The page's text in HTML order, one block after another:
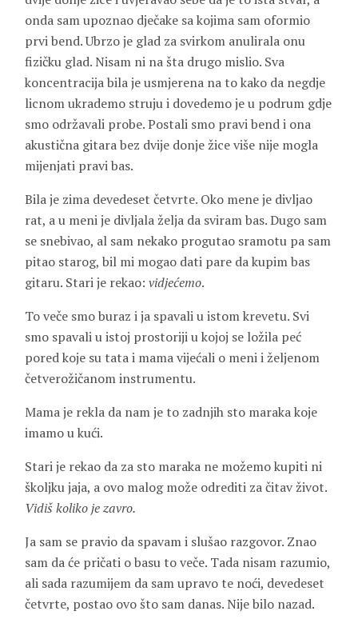
onda sam upoznao dječake sa kojima sam oformio
prvi bend. Ubrzo je glad za svirkom anulirala onu
fizičku glad. Nisam ni na šta drugo mislio. Sva
koncentracija bila je usmjerena na to kako da negdje
licnom ukrademo struju i dovedemo je u podrum gdje
smo održavali probe. Postali smo pravi bend i ona
akustična gitara bez dvije donje žice više nije mogla
mijenjati pravi bas.
Bila je zima devedeset četvrte. Oko mene je divljao
rat, a u meni je divljala želja da sviram bas. Dugo sam
se snebivao, al sam nekako progutao sramotu pa sam
pitao starog, bil mi mogao dati pare da kupim bas
gitaru. Stari je rekao: vidjećemo.
To veče smo buraz i ja spavali u istom krevetu. Svi
smo spavali u istoj prostoriji u kojoj se ložila peć
pored koje su tata i mama vijećali o meni i željenom
četverožičanom instrumentu.
Mama je rekla da nam je to zadnjih sto maraka koje
imamo u kući.
Stari je rekao da za sto maraka ne možemo kupiti ni
školjku jaja, a ovo malog može odrediti za čitav život.
Vidiš koliko je zavro.
Ja sam se pravio da spavam i slušao razgovor. Znao
sam da će pričati o basu to veče. Tada nisam razumio,
ali sada razumijem da sam upravo te noći, devedeset
četvrte, postao ovo što sam danas. Nije bilo nazad.